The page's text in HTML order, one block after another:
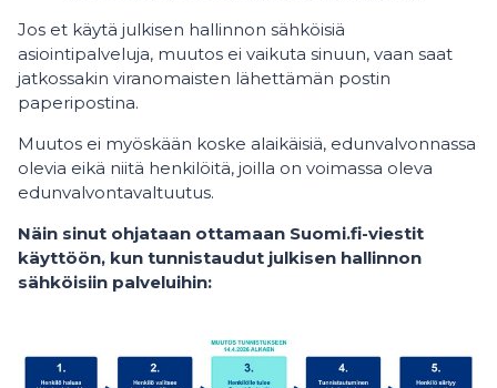
Jos et käytä julkisen hallinnon sähköisiä
asiointipalveluja, muutos ei vaikuta sinuun, vaan saat
jatkossakin viranomaisten lähettämän postin
paperipostina.
Muutos ei myöskään koske alaikäisiä, edunvalvonnassa
olevia eikä niitä henkilöitä, joilla on voimassa oleva
edunvalvontavaltuutus.
Näin sinut ohjataan ottamaan Suomi.fi-viestit
käyttöön, kun tunnistaudut julkisen hallinnon
sähköisiin palveluihin: